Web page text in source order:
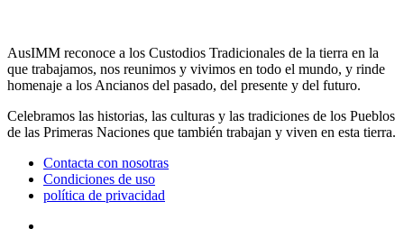
AusIMM reconoce a los Custodios Tradicionales de la tierra en la
que trabajamos, nos reunimos y vivimos en todo el mundo, y rinde
homenaje a los Ancianos del pasado, del presente y del futuro.
Celebramos las historias, las culturas y las tradiciones de los Pueblos
de las Primeras Naciones que también trabajan y viven en esta tierra.
Contacta con nosotras
Condiciones de uso
política de privacidad